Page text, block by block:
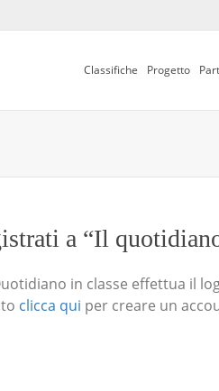
Classifiche Progetto
a “Il
in classe effettua il
clicca qui per creare un